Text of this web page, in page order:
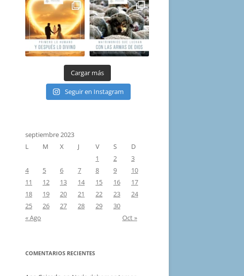
Cargar más
Seguir en Instagram
septiembre 2023
L
M X J V S
D
1
2
3
4
5 6 7 8 9
10
11
12 13 14 15 16
17
18
19 20 21 22 23
24
25
26 27 28 29
30
« Ago
Oct »
COMENTARIOS RECIENTES